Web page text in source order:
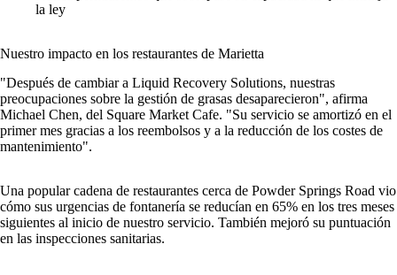
la ley
Nuestro impacto en los restaurantes de Marietta
"Después de cambiar a Liquid Recovery Solutions, nuestras
preocupaciones sobre la gestión de grasas desaparecieron", afirma
Michael Chen, del Square Market Cafe. "Su servicio se amortizó en el
primer mes gracias a los reembolsos y a la reducción de los costes de
mantenimiento".
Una popular cadena de restaurantes cerca de Powder Springs Road vio
cómo sus urgencias de fontanería se reducían en 65% en los tres meses
siguientes al inicio de nuestro servicio. También mejoró su puntuación
en las inspecciones sanitarias.